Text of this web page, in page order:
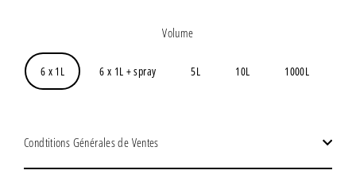
régulier
Volume
6 x 1L 6 x 1L + spray 5L 10L 1000L
Condtitions Générales de Ventes